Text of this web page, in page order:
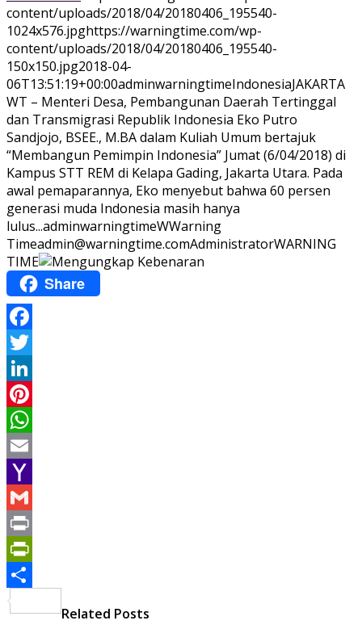
content/uploads/2018/04/20180406_195540-
1024x576.jpghttps://warningtime.com/wp-
content/uploads/2018/04/20180406_195540-
150x150.jpg2018-04-
06T13:51:19+00:00adminwarningtimeIndonesiaJAKARTA
WT – Menteri Desa, Pembangunan Daerah Tertinggal
dan Transmigrasi Republik Indonesia Eko Putro
Sandjojo, BSEE., M.BA dalam Kuliah Umum bertajuk
“Membangun Pemimpin Indonesia” Jumat (6/04/2018) di
Kampus STT REM di Kelapa Gading, Jakarta Utara. Pada
awal pemaparannya, Eko menyebut bahwa 60 persen
generasi muda Indonesia masih hanya
lulus...adminwarningtimeWWarning
Timeadmin@warningtime.comAdministratorWARNING
TIME
Share
Facebook
Twitter
LinkedIn
Pinterest
WhatsApp
Email
Yahoo
Mail
Gmail
Print
PrintFriendly
Related Posts